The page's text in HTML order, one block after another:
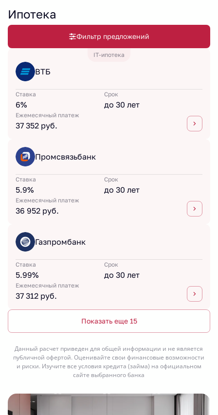
Ипотека
Фильтр предложений
IT-ипотека
ВТБ
Ставка
6%
Срок
до 30 лет
Ежемесячный платеж
37 352 руб.
Промсвязьбанк
Ставка
5.9%
Срок
до 30 лет
Ежемесячный платеж
36 952 руб.
Газпромбанк
Ставка
5.99%
Срок
до 30 лет
Ежемесячный платеж
37 312 руб.
Показать еще 15
Данный расчет приведен для общей информации и не является
публичной офертой. Оценивайте свои финансовые возможности
и риски. Изучите все условия кредита (займа) на официальном
сайте выбранного банка